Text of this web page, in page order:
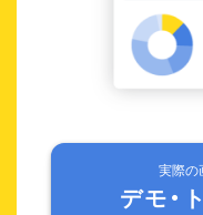
実際の
デモ・